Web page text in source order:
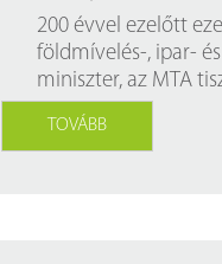
200 évvel ezelőtt
földmívelés-, ipar-
miniszter, az MTA
TOVÁBB